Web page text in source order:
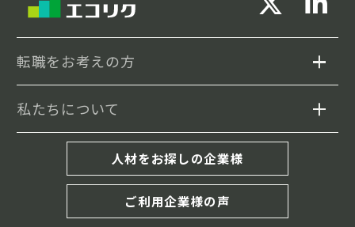
転職をお考えの方
求人検索
私たちについて
エコリクについて
転職成功までの流れ
人材をお探しの企業様
ご利用企業様の声